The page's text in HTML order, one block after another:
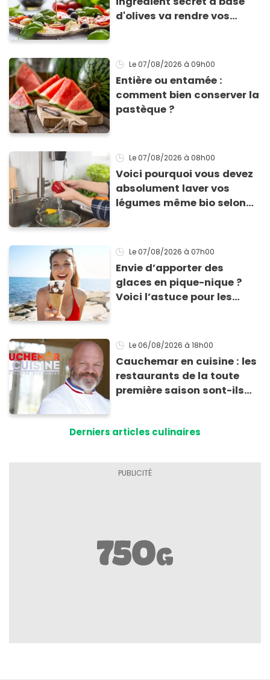
d'olives va rendre vos
Le 07/08/2026 à 09h00
Entière ou entamée :
comment bien conserver la
pastèque ?
Le 07/08/2026 à 08h00
Voici pourquoi vous devez
absolument laver vos
légumes même bio selon
Le 07/08/2026 à 07h00
Envie d’apporter des
glaces en pique-nique ?
Voici l’astuce pour les
ne fondent !
Le 06/08/2026 à 18h00
Cauchemar en cuisine : les
restaurants de la toute
première saison sont-ils
Derniers articles culinaires